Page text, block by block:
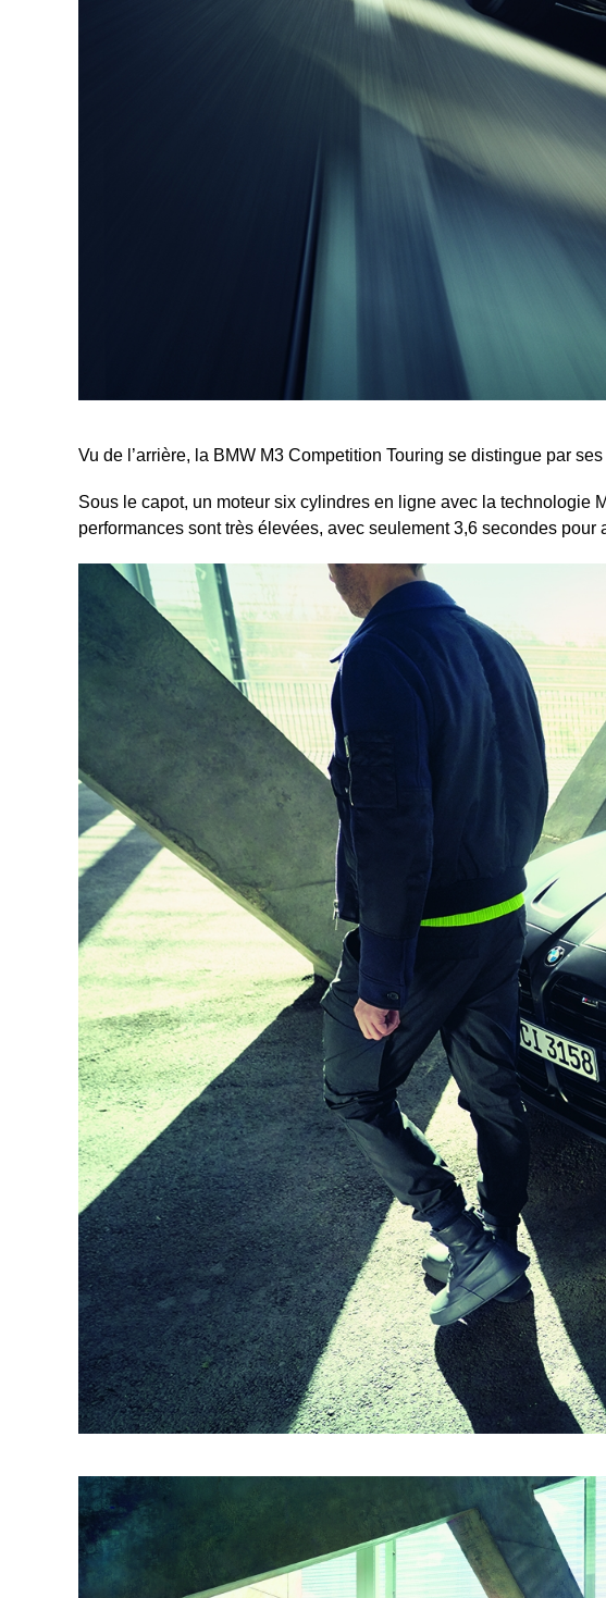
Vu de l’arrière, la BMW M3 Competition Touring se distingue par
Sous le capot, un moteur six cylindres en ligne avec la technologie
performances sont très élevées, avec seulement 3,6 secondes pour